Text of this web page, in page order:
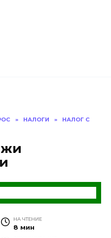
» НАЛОГИ »
НАЛОГ С
НА ЧТЕНИЕ
8 мин